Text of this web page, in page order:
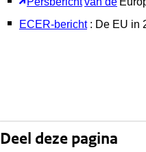
ECER-bericht : De EU in
Deel deze pagina